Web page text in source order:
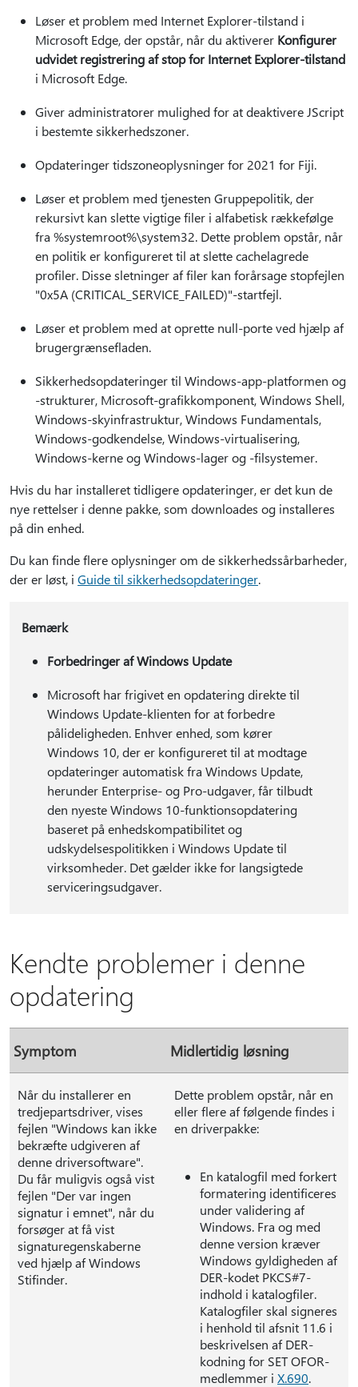
Løser et problem med Internet Explorer-tilstand i
Microsoft Edge, der opstår, når du aktiverer Konfigurer
udvidet registrering af stop for Internet Explorer-tilstand
i Microsoft Edge.
Giver administratorer mulighed for at deaktivere JScript
i bestemte sikkerhedszoner.
Opdateringer tidszoneoplysninger for 2021 for Fiji.
Løser et problem med tjenesten Gruppepolitik, der
rekursivt kan slette vigtige filer i alfabetisk rækkefølge
fra %systemroot%\system32. Dette problem opstår, når
en politik er konfigureret til at slette cachelagrede
profiler. Disse sletninger af filer kan forårsage stopfejlen
"0x5A (CRITICAL_SERVICE_FAILED)"-startfejl.
Løser et problem med at oprette null-porte ved hjælp af
brugergrænsefladen.
Sikkerhedsopdateringer til Windows-app-platformen og
-strukturer, Microsoft-grafikkomponent, Windows Shell,
Windows-skyinfrastruktur, Windows Fundamentals,
Windows-godkendelse, Windows-virtualisering,
Windows-kerne og Windows-lager og -filsystemer.
Hvis du har installeret tidligere opdateringer, er det kun de
nye rettelser i denne pakke, som downloades og installeres
på din enhed.
Du kan finde flere oplysninger om de sikkerhedssårbarheder,
der er løst, i Guide til sikkerhedsopdateringer.
Bemærk
Forbedringer af Windows Update
Microsoft har frigivet en opdatering direkte til
Windows Update-klienten for at forbedre
pålideligheden. Enhver enhed, som kører
Windows 10, der er konfigureret til at modtage
opdateringer automatisk fra Windows Update,
herunder Enterprise- og Pro-udgaver, får tilbudt
den nyeste Windows 10-funktionsopdatering
baseret på enhedskompatibilitet og
udskydelsespolitikken i Windows Update til
virksomheder. Det gælder ikke for langsigtede
serviceringsudgaver.
Kendte problemer i denne
opdatering
Symptom Midlertidig løsning
Når du installerer en
tredjepartsdriver, vises
fejlen "Windows kan ikke
bekræfte udgiveren af
denne driversoftware".
Du får muligvis også vist
fejlen "Der var ingen
signatur i emnet", når du
forsøger at få vist
signaturegenskaberne
ved hjælp af Windows
Stifinder.
Dette problem opstår, når en
eller flere af følgende findes i
en driverpakke:
En katalogfil med forkert
formatering identificeres
under validering af
Windows. Fra og med
denne version kræver
Windows gyldigheden af
DER-kodet PKCS#7-
indhold i katalogfiler.
Katalogfiler skal signeres
i henhold til afsnit 11.6 i
beskrivelsen af DER-
kodning for SET OFOR-
medlemmer i X.690.